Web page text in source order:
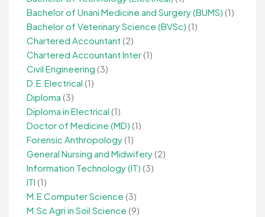
Bachelor of Unani Medicine and Surgery (BUMS) (1)
Bachelor of Veterinary Science (BVSc) (1)
Chartered Accountant (2)
Chartered Accountant Inter (1)
Civil Engineering (3)
D.E.Electrical (1)
Diploma (3)
Diploma in Electrical (1)
Doctor of Medicine (MD) (1)
Forensic Anthropology (1)
General Nursing and Midwifery (2)
Information Technology (IT) (3)
ITI (1)
M.E Computer Science (3)
M.Sc Agri in Soil Science (9)